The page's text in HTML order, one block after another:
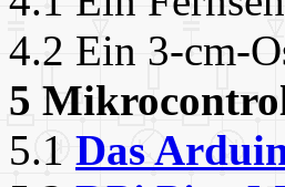
4.2 Ein 3-cm-
5
5.1 Das